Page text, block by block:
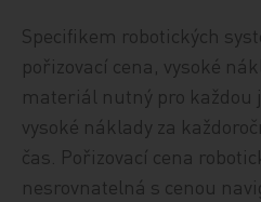
Specifikem robotických
pořizovací cena, vysoké
materiál nutný pro každou
vysoké náklady za
čas. Pořizovací cena
nesrovnatelná s cenou